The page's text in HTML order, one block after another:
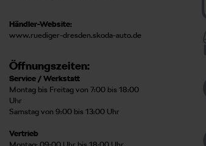
Händler-Website:
www.ruediger-dresden.skoda-auto.de
Öffnungszeiten:
Service / Werkstatt
Montag bis Freitag von 7:00 bis 18:00
Uhr
Samstag von 9:00 bis 13:00 Uhr
Vertrieb